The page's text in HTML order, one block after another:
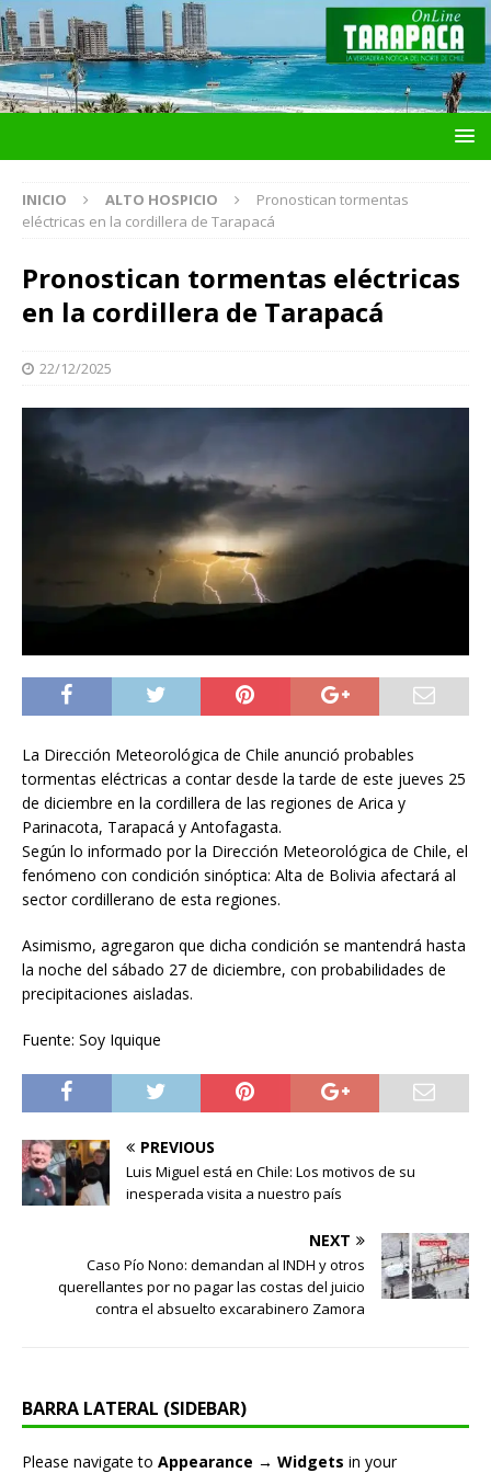
INICIO ALTO HOSPICIO
Pronostican tormentas
eléctricas en la cordillera de Tarapacá
Pronostican tormentas eléctricas
en la cordillera de Tarapacá
22/12/2025
La Dirección Meteorológica de Chile anunció probables
tormentas eléctricas a contar desde la tarde de este jueves 25
de diciembre en la cordillera de las regiones de Arica y
Parinacota, Tarapacá y Antofagasta.
Según lo informado por la Dirección Meteorológica de Chile, el
fenómeno con condición sinóptica: Alta de Bolivia afectará al
sector cordillerano de esta regiones.
Asimismo, agregaron que dicha condición se mantendrá hasta
la noche del sábado 27 de diciembre, con probabilidades de
precipitaciones aisladas.
Fuente: Soy Iquique
PREVIOUS
Luis Miguel está en Chile: Los motivos de su
inesperada visita a nuestro país
NEXT
Caso Pío Nono: demandan al INDH y otros
querellantes por no pagar las costas del juicio
contra el absuelto excarabinero Zamora
BARRA LATERAL (SIDEBAR)
Please navigate to Appearance → Widgets in your